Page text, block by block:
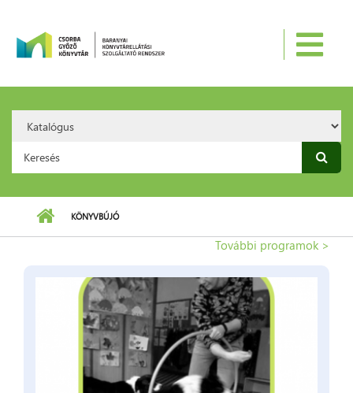
Option:
Keresés űrlap
KÖNYVBÚJÓ
További programok >